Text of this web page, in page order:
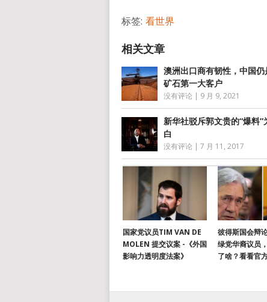
标签: 看世界
澳洲出口商有韧性，中国
矿石第一大客户
没有评论 | 9 月 9, 2021
新华社驳斥郭文贵的“爆料”
白
没有评论 | 7 月 11, 2017
国家党议员TIM VAN DE
MOLEN 提交议案 -《外国
影响力透明度法案》
彼得斯国会辩
绿党华裔议员
了啥？看看官